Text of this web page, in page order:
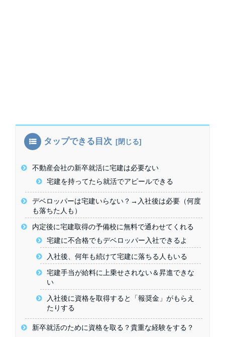
タップできる目次
不動産会社の新卒就活に宅建は必要ない
宅建を持ってたら就活でアピールできる
デベロッパーは宅建いらない？→入社後は必要（何度
も落ちた人も）
内定後に宅建取得の予備校に無料で通わせてくれる
宅建に不合格でもデベロッパー入社できるよ
入社後、何年も続けて宅建に落ちる人もいる
宅建手当が給料に上乗せされない＆昇進できな
い
入社後に資格を取得すると「報奨金」がもらえ
たりする
新卒就活のために資格を取る？貴重な経験をする？